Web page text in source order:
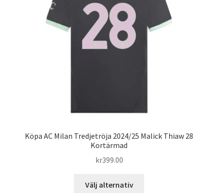
Köpa AC Milan Tredjetröja 2024/25 Malick Thiaw 28
Kortärmad
kr399.00
Välj alternativ